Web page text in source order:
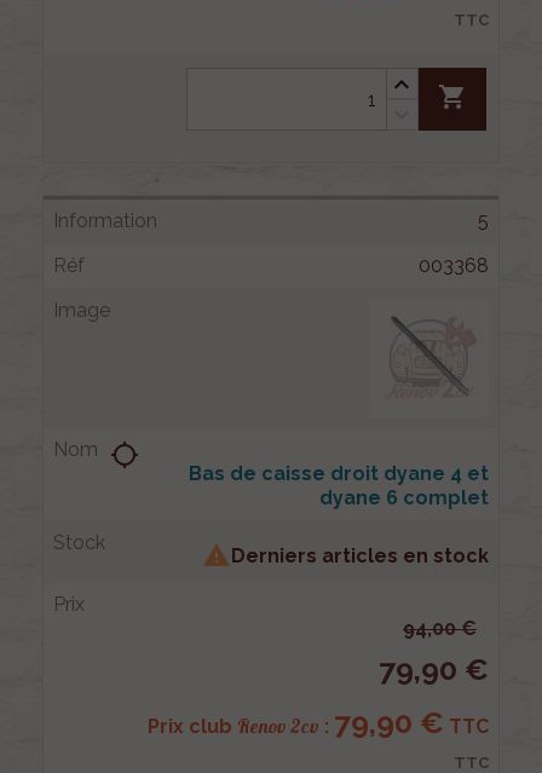
TTC
shopping_cart
5
003368
Bas de caisse droit dyane 4 et
dyane 6 complet
location_searching
 Derniers articles en stock
94,00 €
79,90 €
Prix club Renov 2cv : 79,90 € TTC
TTC